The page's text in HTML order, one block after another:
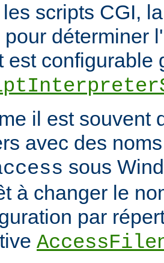
scripts CGI,
pour déterminer
est configurable
il est souvent
avec des
sous
à changer le
par